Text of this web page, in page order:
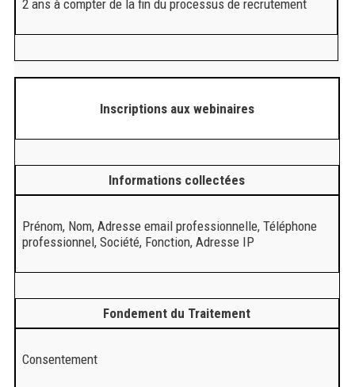
2 ans à compter de la fin du processus de recrutement
Inscriptions aux webinaires
Informations collectées
Prénom, Nom, Adresse email professionnelle, Téléphone
professionnel, Société, Fonction, Adresse IP
Fondement du Traitement
Consentement